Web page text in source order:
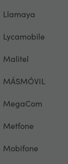
Llamaya
Lycamobile
Malitel
MÁSMÓVIL
MegaCom
Metfone
Mobifone